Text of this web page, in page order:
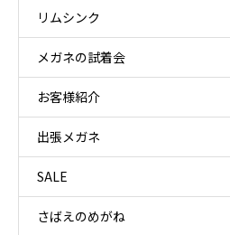
リムシンク
メガネの試着会
お客様紹介
出張メガネ
SALE
さばえのめがね